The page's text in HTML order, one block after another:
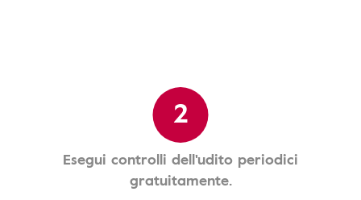
2
Esegui controlli dell'udito periodici
gratuitamente.